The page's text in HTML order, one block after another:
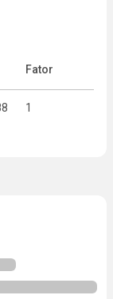
Fator
1